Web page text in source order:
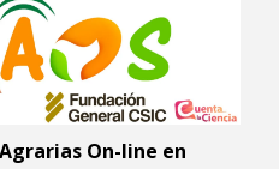
On-line en